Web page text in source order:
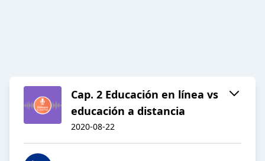
Cap. 2 Educación en línea vs
educación a distancia
2020-08-22